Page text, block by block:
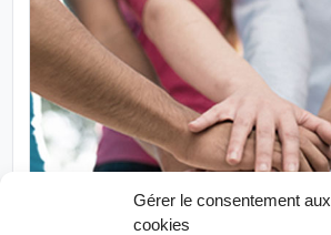
Gérer le consentement aux
cookies